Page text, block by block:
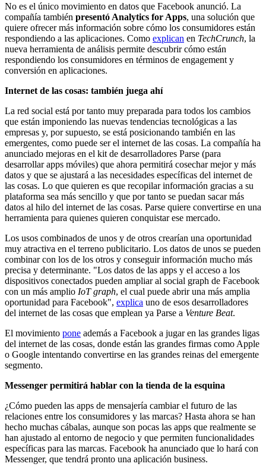
No es el único movimiento en datos que Facebook anunció. La
compañía también presentó Analytics for Apps, una solución que
quiere ofrecer más información sobre cómo los consumidores están
respondiendo a las aplicaciones. Como explican en TechCrunch, la
nueva herramienta de análisis permite descubrir cómo están
respondiendo los consumidores en términos de engagement y
conversión en aplicaciones.
Internet de las cosas: también juega ahí
La red social está por tanto muy preparada para todos los cambios
que están imponiendo las nuevas tendencias tecnológicas a las
empresas y, por supuesto, se está posicionando también en las
emergentes, como puede ser el internet de las cosas. La compañía ha
anunciado mejoras en el kit de desarrolladores Parse (para
desarrollar apps móviles) que ahora permitirá cosechar mejor y más
datos y que se ajustará a las necesidades específicas del internet de
las cosas. Lo que quieren es que recopilar información gracias a su
plataforma sea más sencillo y que por tanto se puedan sacar más
datos al hilo del internet de las cosas. Parse quiere convertirse en una
herramienta para quienes quieren conquistar ese mercado.
Los usos combinados de unos y de otros crearían una oportunidad
muy atractiva en el terreno publicitario. Los datos de unos se pueden
combinar con los de los otros y conseguir información mucho más
precisa y determinante. "Los datos de las apps y el acceso a los
dispositivos conectados pueden ampliar al social graph de Facebook
con un más amplio IoT graph, el cual puede abrir una más amplia
oportunidad para Facebook", explica uno de esos desarrolladores
del internet de las cosas que emplean ya Parse a Venture Beat.
El movimiento pone además a Facebook a jugar en las grandes ligas
del internet de las cosas, donde están las grandes firmas como Apple
o Google intentando convertirse en las grandes reinas del emergente
segmento.
Messenger permitirá hablar con la tienda de la esquina
¿Cómo pueden las apps de mensajería cambiar el futuro de las
relaciones entre los consumidores y las marcas? Hasta ahora se han
hecho muchas cábalas, aunque son pocas las apps que realmente se
han ajustado al entorno de negocio y que permiten funcionalidades
específicas para las marcas. Facebook ha anunciado que lo hará con
Messenger, que tendrá pronto una aplicación business.